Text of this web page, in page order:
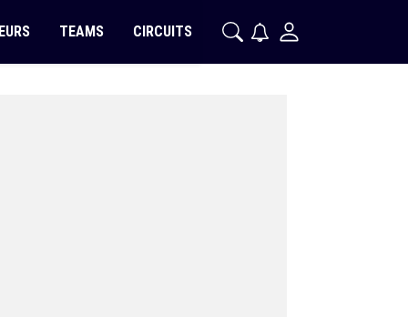
TEAMS CIRCUITS